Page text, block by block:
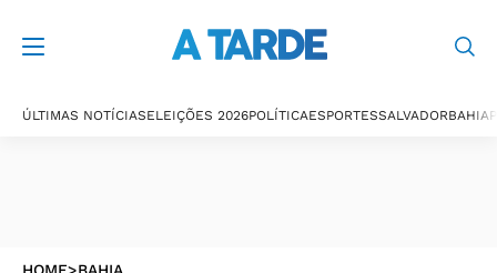
ÚLTIMAS NOTÍCIASELEIÇÕES 2026POLÍTICAESPORTESSALVADORBAHIA